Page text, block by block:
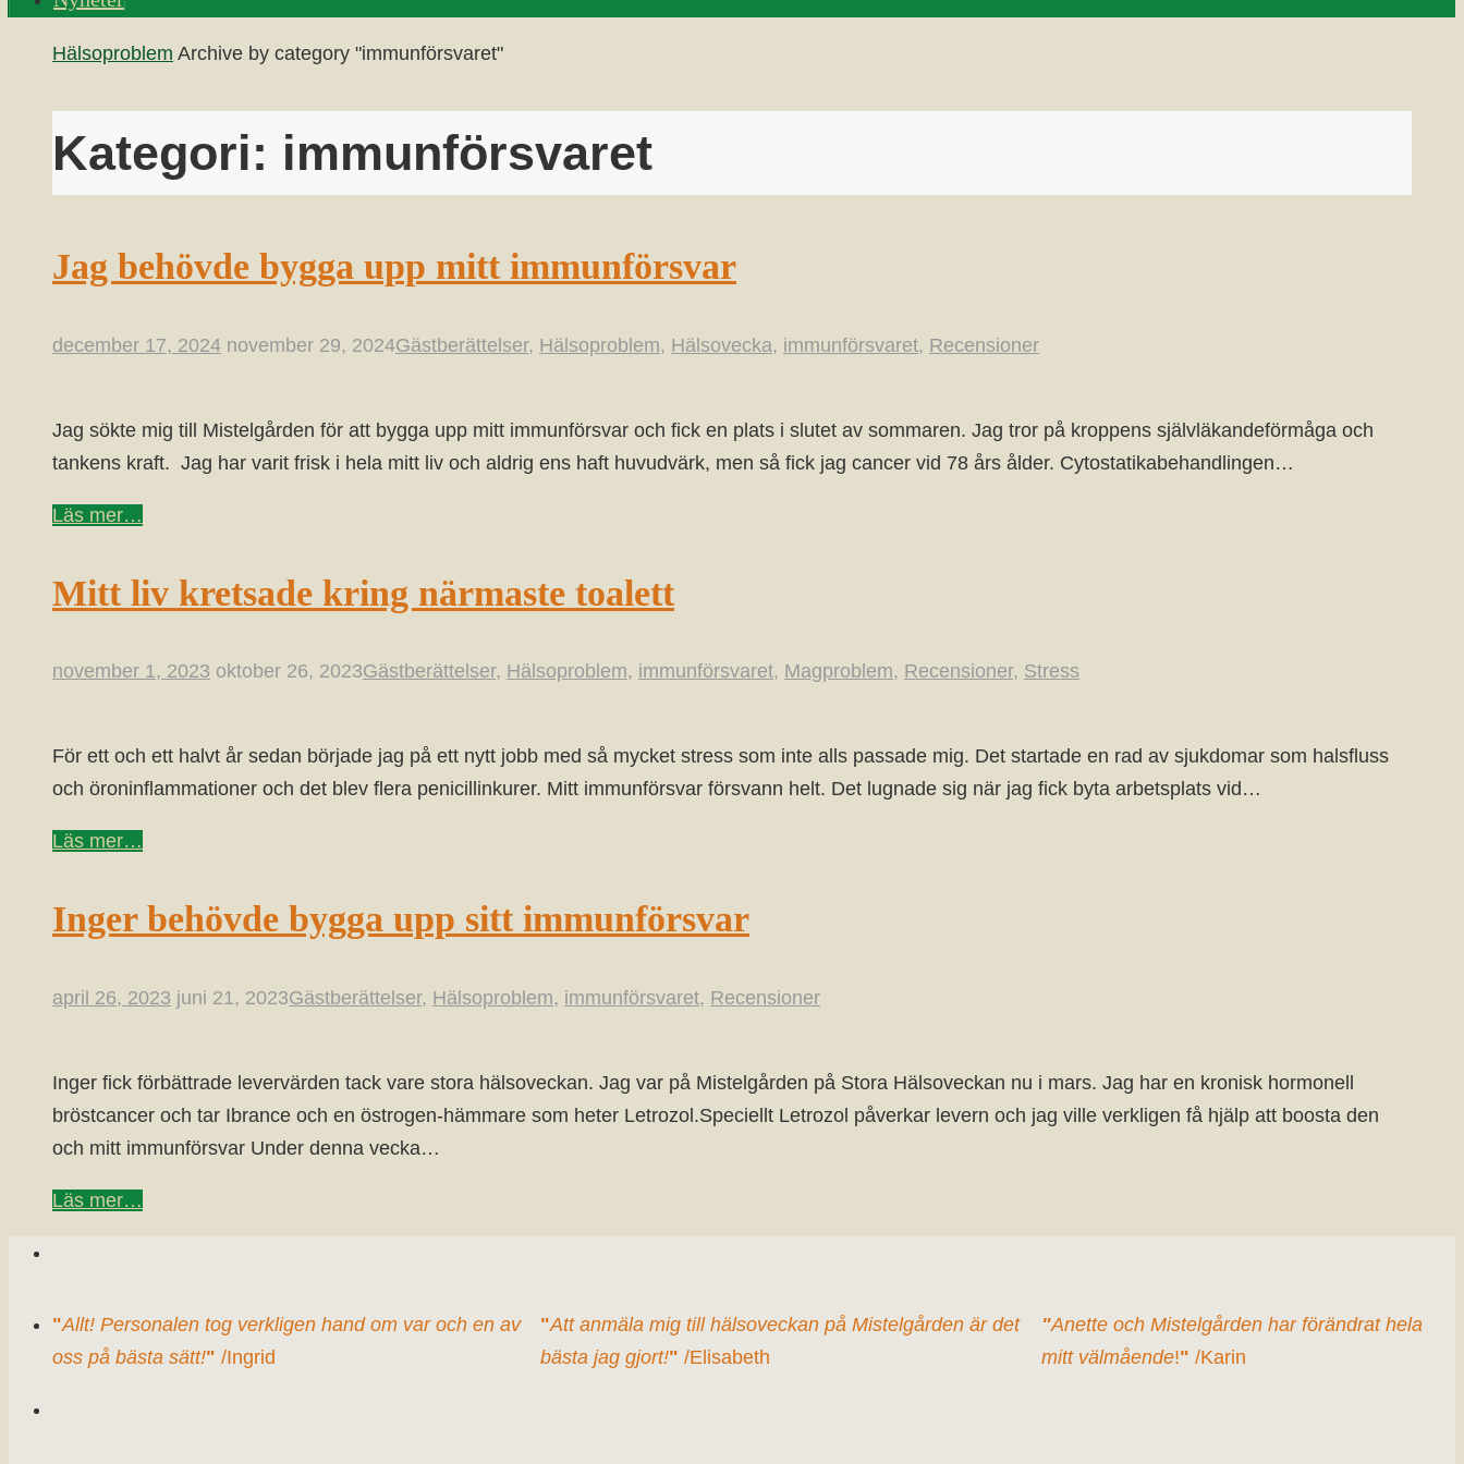
Home
Hälsoproblem Archive by category "immunförsvaret"
Kategori: immunförsvaret
Jag behövde bygga upp mitt immunförsvar
december 17, 2024 november 29, 2024Gästberättelser, Hälsoproblem, Hälsovecka, immunförsvaret, Recensioner
Jag sökte mig till Mistelgården för att bygga upp mitt immunförsvar och fick en plats i slutet av sommaren. Jag tror på kroppens självläkandeförmåga och
tankens kraft. Jag har varit frisk i hela mitt liv och aldrig ens haft huvudvärk, men så fick jag cancer vid 78 års ålder. Cytostatikabehandlingen…
Läs mer…
Mitt liv kretsade kring närmaste toalett
november 1, 2023 oktober 26, 2023Gästberättelser, Hälsoproblem, immunförsvaret, Magproblem, Recensioner, Stress
För ett och ett halvt år sedan började jag på ett nytt jobb med så mycket stress som inte alls passade mig. Det startade en rad av sjukdomar som halsfluss
och öroninflammationer och det blev flera penicillinkurer. Mitt immunförsvar försvann helt. Det lugnade sig när jag fick byta arbetsplats vid…
Läs mer…
Inger behövde bygga upp sitt immunförsvar
april 26, 2023 juni 21, 2023Gästberättelser, Hälsoproblem, immunförsvaret, Recensioner
Inger fick förbättrade levervärden tack vare stora hälsoveckan. Jag var på Mistelgården på Stora Hälsoveckan nu i mars. Jag har en kronisk hormonell
bröstcancer och tar Ibrance och en östrogen-hämmare som heter Letrozol.Speciellt Letrozol påverkar levern och jag ville verkligen få hjälp att boosta den
och mitt immunförsvar Under denna vecka…
Läs mer…
"Allt! Personalen tog verkligen hand om var och en av
oss på bästa sätt!" /Ingrid
"Att anmäla mig till hälsoveckan på Mistelgården är det
bästa jag gjort!" /Elisabeth
"Anette och Mistelgården har förändrat hela
mitt välmående!" /Karin